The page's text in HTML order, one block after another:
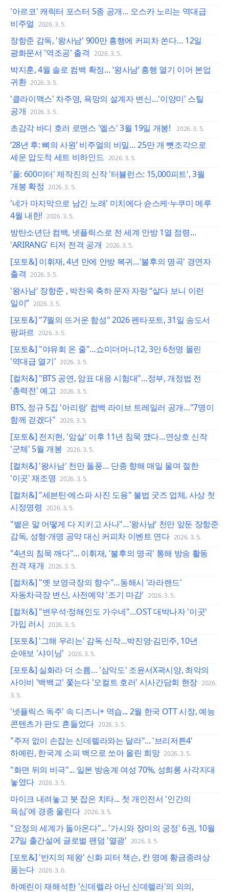
'아르코' 캐릭터 포스터 5종 공개… 오스카 노리는 역대급
비주얼 2026. 3. 5.
장항준 감독, '왕사남' 900만 흥행에 커피차 쏜다… 12일
광화문서 '역조공' 출격 2026. 3. 5.
박지훈, 4월 솔로 컴백 확정… ‘왕사남’ 흥행 열기 이어 본업
귀환 2026. 3. 5.
'클라이맥스' 차주영, 욕망의 설계자 변신…'이양미' 스틸
공개 2026. 3. 5.
초감각 바디 호러 로맨스 '엘스' 3월 19일 개봉! 2026. 3. 5.
‘28년 후: 뼈의 사원’ 비주얼의 비밀… 25만 개 뼛조각으로
세운 압도적 세트 비하인드 2026. 3. 5.
'폴: 600미터' 제작진의 신작 '터뷸런스: 15,000피트', 3월
개봉 확정 2026. 3. 5.
'네가 마지막으로 남긴 노래' 미치에다 슌스케·누쿠미 메루
4월 내한! 2026. 3. 5.
방탄소년단 컴백, 넷플릭스로 전 세계 안방 1열 점령…
'ARIRANG' 티저 전격 공개 2026. 3. 5.
[포토&] 이휘재, 4년 만에 안방 복귀…'불후의 명곡' 경연자
출격 2026. 3. 5.
'왕사남' 장항준 , 박찬욱 축하 문자 자랑 “살다 보니 이런
일이” 2026. 3. 5.
[포토&] "7월의 뜨거운 함성" 2026 펜타포트, 31일 송도서
팡파르 2026. 3. 5.
[포토&] "야유회 온 줄"…쇼미더머니12, 3만 6천명 몰린
'역대급 열기' 2026. 3. 5.
[컬처&] "BTS 공연, 암표 대응 시험대"…정부, 개정법 전
'총력전' 예고 2026. 3. 5.
BTS, 정규 5집 '아리랑' 컴백 라이브 트레일러 공개…"7명이
함께 걷겠다" 2026. 3. 5.
[포토&] 전지현, '암살' 이후 11년 침묵 깼다…연상호 신작
'군체' 5월 개봉 2026. 3. 5.
[컬처&] '왕사남' 천만 돌풍… 단종 향해 매일 울며 절한
'이곳' 재조명 2026. 3. 5.
[컬처&] "세븐틴·에스파 사진 도용" 불법 굿즈 업체, 사상 첫
시정명령 2026. 3. 5.
"뱉은 말 어떻게 다 지키고 사나"…'왕사남' 천만 앞둔 장항준
감독, 성형·개명 공약 대신 커피차 이벤트 연다 2026. 3. 5.
"4년의 침묵 깨다"... 이휘재, '불후의 명곡' 통해 방송 활동
전격 재개 2026. 3. 5.
[컬처&] "옛 보영극장의 향수"…동해시 '라라랜드'
자동차극장 변신, 사전예약 '조기 마감' 2026. 3. 5.
[컬처&] "변우석·정해인도 가수네"…OST 대박나자 '이곳'
가입 러시 2026. 3. 5.
[포토&] '그해 우리는' 감독 신작…박진영·김민주, 10년
순애보 '샤이닝' 2026. 3. 5.
[포토&] 실화라 더 소름… '삼악도' 조윤서X곽시양, 최악의
사이비 '백백교' 쫓는다 '오컬트 호러' 시사간담회 현장 2026.
3. 5.
'넷플릭스 독주' 속 디즈니+ 역습... 2월 한국 OTT 시장, 예능
콘텐츠가 판도 흔들었다 2026. 3. 5.
"주저 없이 손잡는 신데렐라와는 달라"... '브리저튼4'
하예린, 한국계 소피 백으로 쏘아 올린 희망 2026. 3. 5.
"화면 뒤의 비극"... 일본 방송계 여성 70%, 성희롱 사각지대
놓였다 2026. 3. 5.
마이크 내려놓고 붓 잡은 치타... 첫 개인전서 '인간의
욕심'에 경종 울린다 2026. 3. 5.
"요정의 세계가 돌아온다"... '가시와 장미의 궁정' 6권, 10월
27일 출간설에 글로벌 팬덤 '열광' 2026. 3. 5.
[포토&] '반지의 제왕' 신화 피터 잭슨, 칸 명예 황금종려상
품는다 2026. 3. 6.
하예린이 재해석한 '신데렐라 아닌 신데렐라'의 의의,